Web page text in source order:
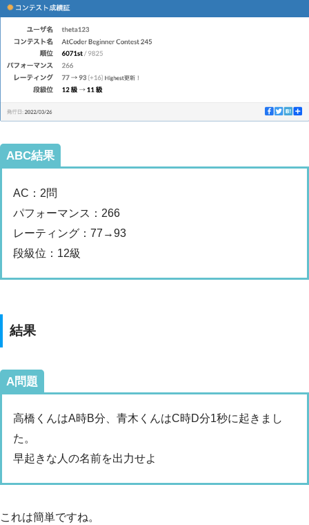
ABC結果
AC：2問
パフォーマンス：266
レーティング：77→93
段級位：12級
結果
A問題
高橋くんはA時B分、青木くんはC時D分1秒に起きまし
た。
早起きな人の名前を出力せよ
これは簡単ですね。